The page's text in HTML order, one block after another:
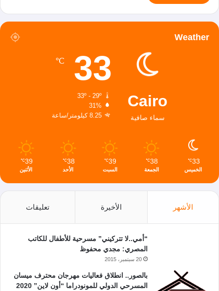
Weather
Cairo
سماء صافية
33
℃
33º - 29º
31%
8.25 كيلومتر/ساعة
33
℃
الخميس
38
℃
الجمعة
39
℃
السبت
38
℃
الأحد
39
℃
الأثنين
الأشهر الأخيرة تعليقات
“أمي..لا تتركيني” مسرحية للأطفال للكاتب
المصري: مجدي محفوظ
20 سبتمبر، 2015
بالصور.. انطلاق فعاليات مهرجان محترف ميسان
المسرحي الدولي للمونودراما “أون لاين” 2020